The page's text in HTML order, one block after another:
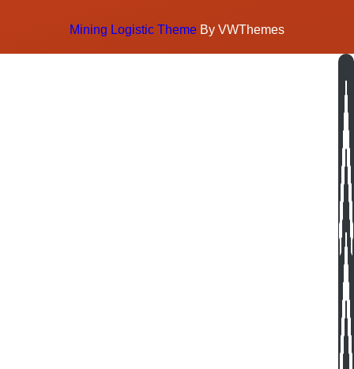
Mining Logistic Theme By VWThemes